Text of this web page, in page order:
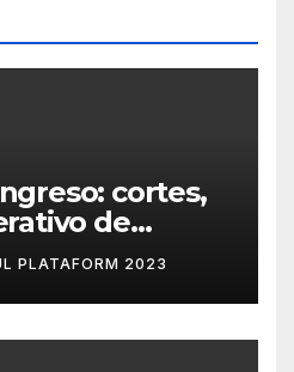
cortes,
de
la protesta
de la Ley
PLATAFORM 2023